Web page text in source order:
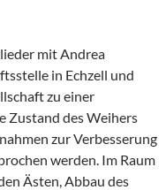
mit Andrea
in Echzell und
zu einer
Zustand des Weihers
zur Verbesserung
werden. Im Raum
Ästen, Abbau des